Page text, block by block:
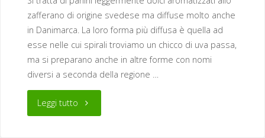
zafferano di origine svedese ma diffuse molto anche
in Danimarca. La loro forma più diffusa è quella ad
esse nelle cui spirali troviamo un chicco di uva passa,
ma si preparano anche in altre forme con nomi
diversi a seconda della regione …
Leggi tutto"Gatti